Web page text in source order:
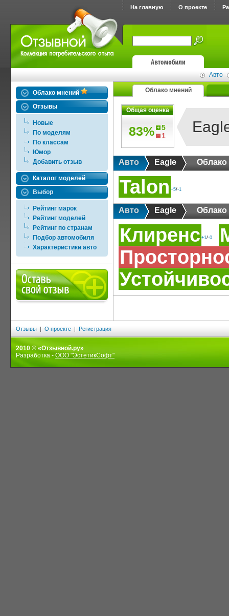
На главную О проекте
Авто
Облако мнений
Отзывы
Новые
По моделям
По классам
Юмор
Добавить отзыв
Каталог моделей
Выбор
Рейтинг марок
Рейтинг моделей
Рейтинг по странам
Подбор автомобиля
Характеристики авто
Облако мнений
Общая оценка
83%
5
1
Авто Eagle
Talon +5/-1
Авто Eagle Облако
Клиренс +1/-0
Отзывы | О проекте | Регистрация
2010 © «Отзывной.ру»
Разработка - ООО "ЭстетикСофт"